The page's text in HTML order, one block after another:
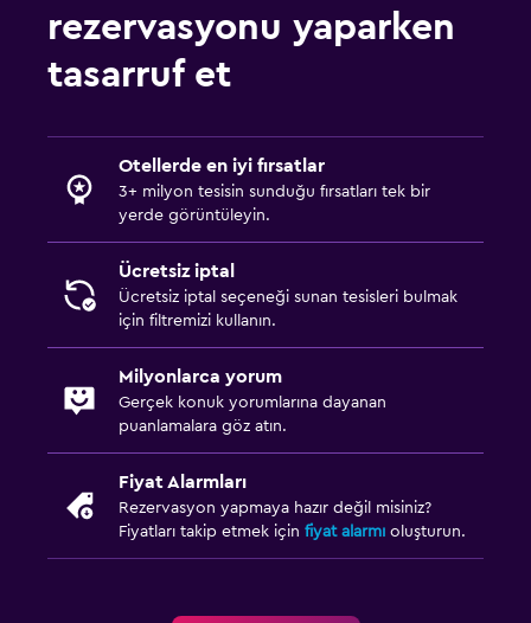
rezervasyonu yaparken
tasarruf et
Otellerde en iyi fırsatlar
3+ milyon tesisin sunduğu fırsatları tek bir
yerde görüntüleyin.
Ücretsiz iptal
Ücretsiz iptal seçeneği sunan tesisleri bulmak
için filtremizi kullanın.
Milyonlarca yorum
Gerçek konuk yorumlarına dayanan
puanlamalara göz atın.
Fiyat Alarmları
Rezervasyon yapmaya hazır değil misiniz?
Fiyatları takip etmek için fiyat alarmı oluşturun.